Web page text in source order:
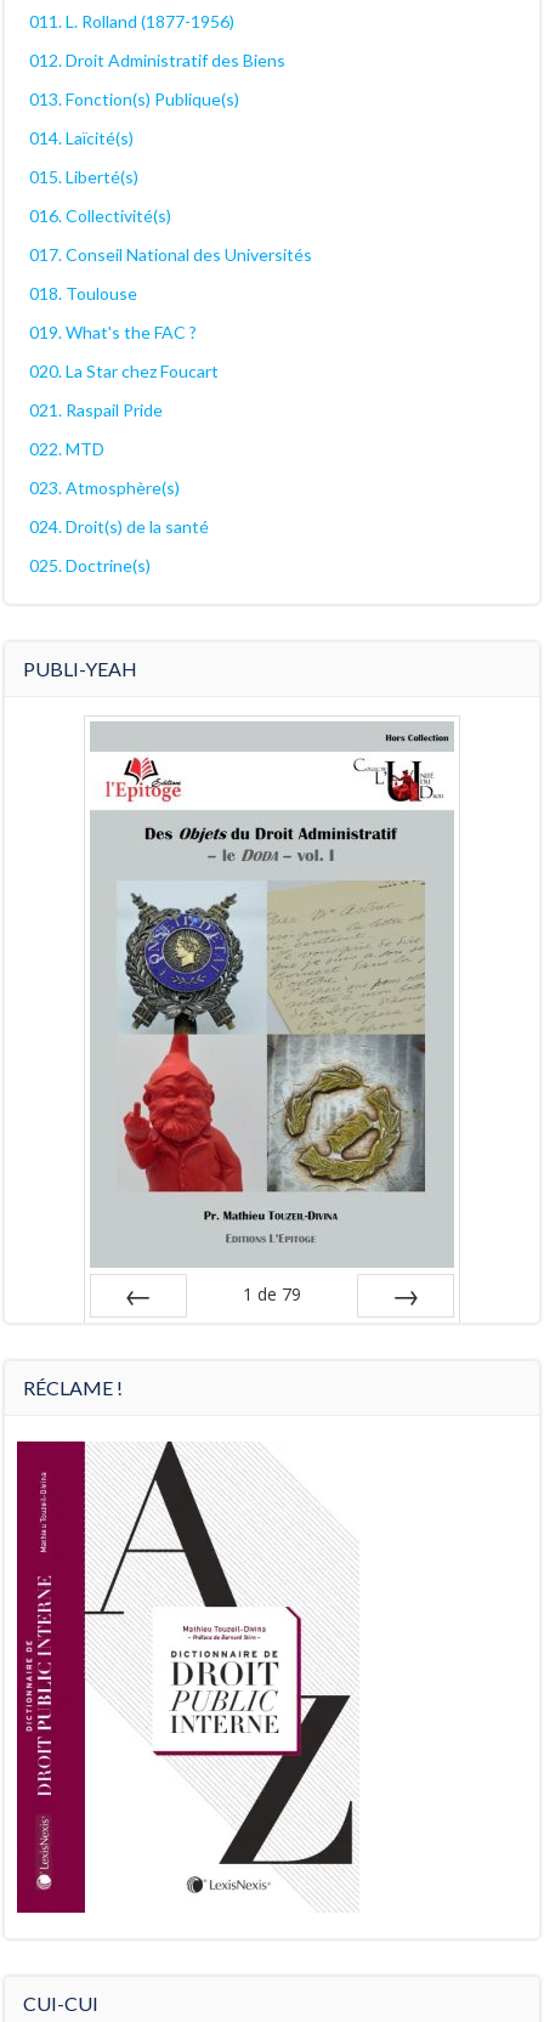
011. L. Rolland (1877-1956)
012. Droit Administratif des Biens
013. Fonction(s) Publique(s)
014. Laïcité(s)
015. Liberté(s)
016. Collectivité(s)
017. Conseil National des Universités
018. Toulouse
019. What's the FAC ?
020. La Star chez Foucart
021. Raspail Pride
022. MTD
023. Atmosphère(s)
024. Droit(s) de la santé
025. Doctrine(s)
PUBLI-YEAH
1 de 79
RÉCLAME !
CUI-CUI